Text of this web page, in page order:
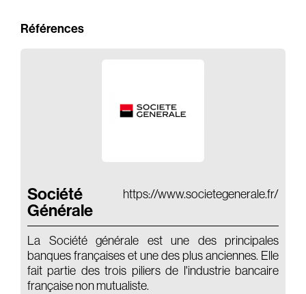
Branding
Références
https://www.societegenerale.fr/
Société
Générale
La Société générale est une des principales
banques françaises et une des plus anciennes. Elle
fait partie des trois piliers de l'industrie bancaire
française non mutualiste.